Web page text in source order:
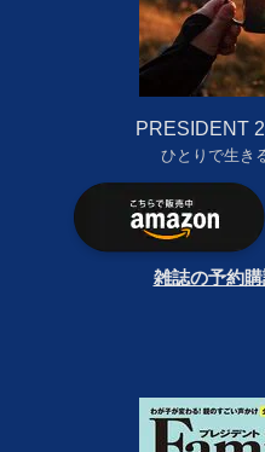
PRESIDENT
ひとりで生き
雑誌の予約